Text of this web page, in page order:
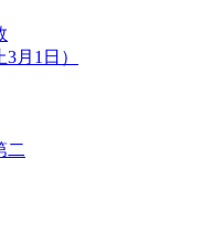
月1日）
二